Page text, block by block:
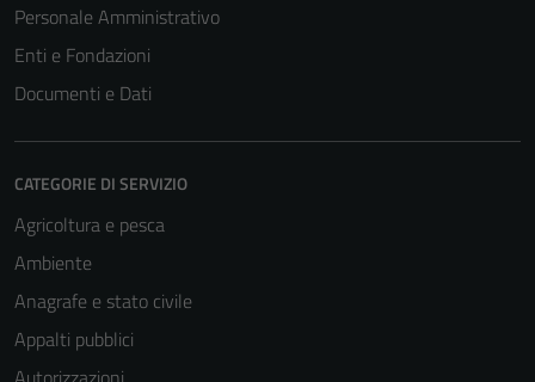
Personale Amministrativo
Enti e Fondazioni
Documenti e Dati
CATEGORIE DI SERVIZIO
Agricoltura e pesca
Ambiente
Anagrafe e stato civile
Appalti pubblici